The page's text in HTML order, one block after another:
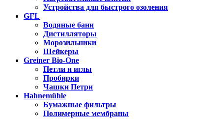
Устройства для быстрого озоления
GFL
Водяные бани
Дистилляторы
Морозильники
Шейкеры
Greiner Bio-One
Петли и иглы
Пробирки
Чашки Петри
Hahnemühle
Бумажные фильтры
Полимерные мембраны